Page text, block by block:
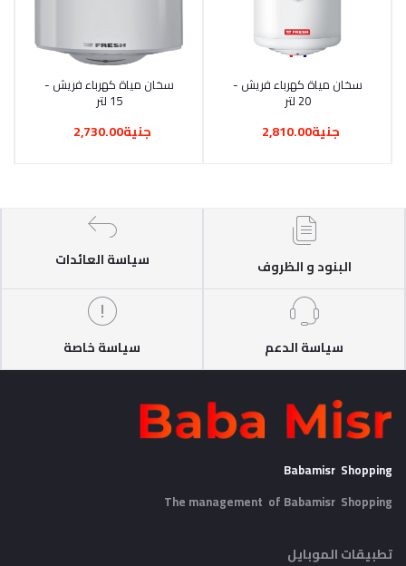
أضف إلى السلة
سخان مياة كهرباء فريش -
20 لتر
جنية2,810.00
أضف إلى السلة
سخان مياة كهرباء فريش -
15 لتر
جنية2,730.00
البنود و الظروف سياسة العائدات
سياسة الدعم سياسة خاصة
Babamisr Shopping
The management of Babamisr Shopping
تطبيقات الموبايل